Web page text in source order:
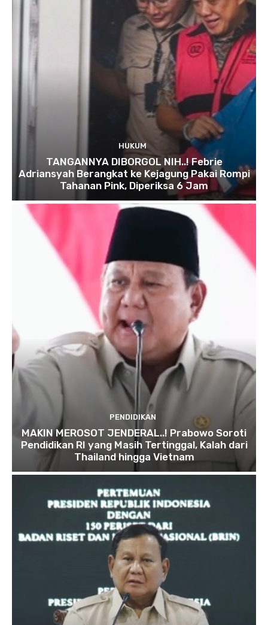
HUKUM
TANGANNYA DIBORGOL NIH..! Febrie
Adriansyah Berangkat ke Kejagung Pakai Rompi
Tahanan Pink, Diperiksa 6 Jam
PENDIDIKAN
MAKIN MEROSOT JENDERAL..! Prabowo Soroti
Pendidikan RI yang Masih Tertinggal, Kalah dari
Thailand hingga Vietnam